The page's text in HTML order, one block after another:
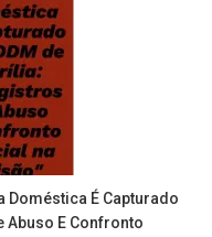
Doméstica É Capturado
Abuso E Confronto